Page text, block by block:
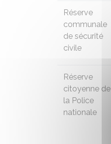
Réserve
communale
de sécurité
civile
Réserve
citoyenne de
la Police
nationale